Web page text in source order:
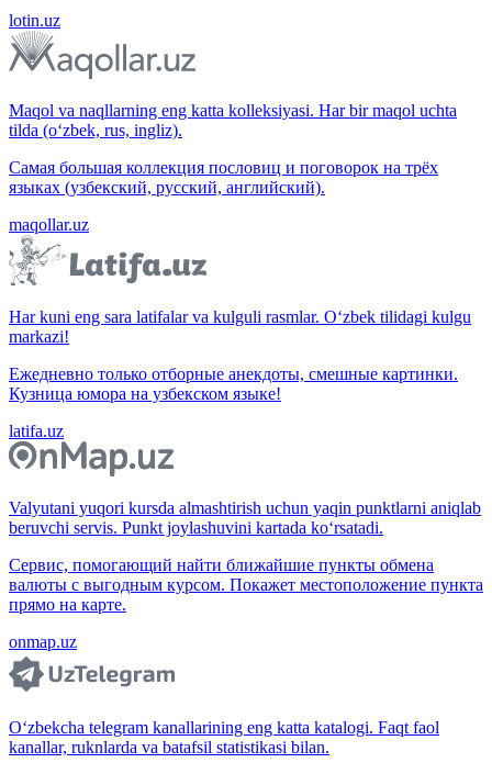
lotin.uz
Maqol va naqllarning eng katta kolleksiyasi. Har bir maqol uchta
tilda (o‘zbek, rus, ingliz).
Самая большая коллекция пословиц и поговорок на трёх
языках (узбекский, русский, английский).
maqollar.uz
Har kuni eng sara latifalar va kulguli rasmlar. O‘zbek tilidagi kulgu
markazi!
Ежедневно только отборные анекдоты, смешные картинки.
Кузница юмора на узбекском языке!
latifa.uz
Valyutani yuqori kursda almashtirish uchun yaqin punktlarni aniqlab
beruvchi servis. Punkt joylashuvini kartada ko‘rsatadi.
Сервис, помогающий найти ближайшие пункты обмена
валюты с выгодным курсом. Покажет местоположение пункта
прямо на карте.
onmap.uz
O‘zbekcha telegram kanallarining eng katta katalogi. Faqt faol
kanallar, ruknlarda va batafsil statistikasi bilan.